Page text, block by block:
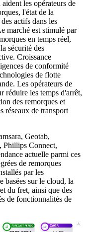
les opérateurs de
l'état de la
actifs dans les
marché est stimulé par
en temps réel,
sécurité des
Croissance
de conformité
de flotte
Les opérateurs de
réduire les temps d'arrêt,
des remorques et
réseaux de transport
Geotab,
Connect,
actuelle parmi ces
de remorques
par les
basées sur le cloud, la
du fret, ainsi que des
de fonctionnalités de